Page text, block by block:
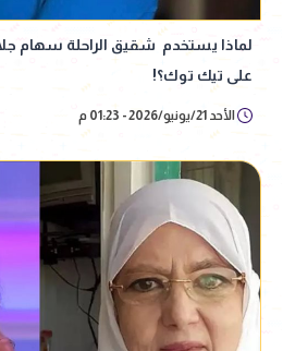
لماذا يستخدم شقيق الراحلة سهام
على تيك توك؟!
الأحد 21/يونيو/2026 - 01:23 م